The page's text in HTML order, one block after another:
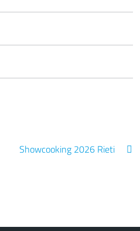
Showcooking 2026 Rieti